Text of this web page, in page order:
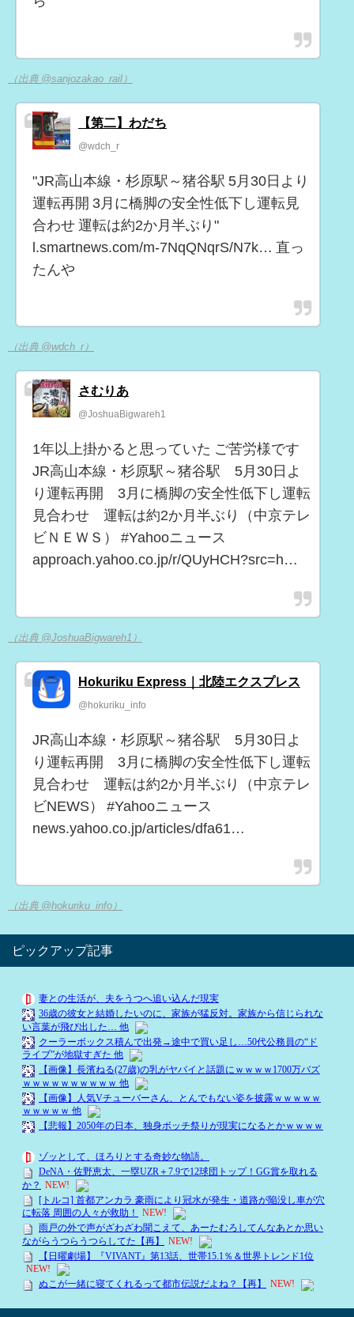
（出典 @sanjozakao_rail）
【第二】わだち
@wdch_r
"JR高山本線・杉原駅～猪谷駅 5月30日より
運転再開 3月に橋脚の安全性低下し運転見
合わせ 運転は約2か月半ぶり"
l.smartnews.com/m-7NqQNqrS/N7k… 直っ
たんや
（出典 @wdch_r）
さむりあ
@JoshuaBigwareh1
1年以上掛かると思っていた ご苦労様です
JR高山本線・杉原駅～猪谷駅 5月30日よ
り運転再開 3月に橋脚の安全性低下し運転
見合わせ 運転は約2か月半ぶり（中京テレ
ビＮＥＷＳ） #Yahooニュース
approach.yahoo.co.jp/r/QUyHCH?src=h…
（出典 @JoshuaBigwareh1）
Hokuriku Express｜北陸エクスプレス
@hokuriku_info
JR高山本線・杉原駅～猪谷駅 5月30日よ
り運転再開 3月に橋脚の安全性低下し運転
見合わせ 運転は約2か月半ぶり（中京テレ
ビNEWS） #Yahooニュース
news.yahoo.co.jp/articles/dfa61…
（出典 @hokuriku_info）
ピックアップ記事